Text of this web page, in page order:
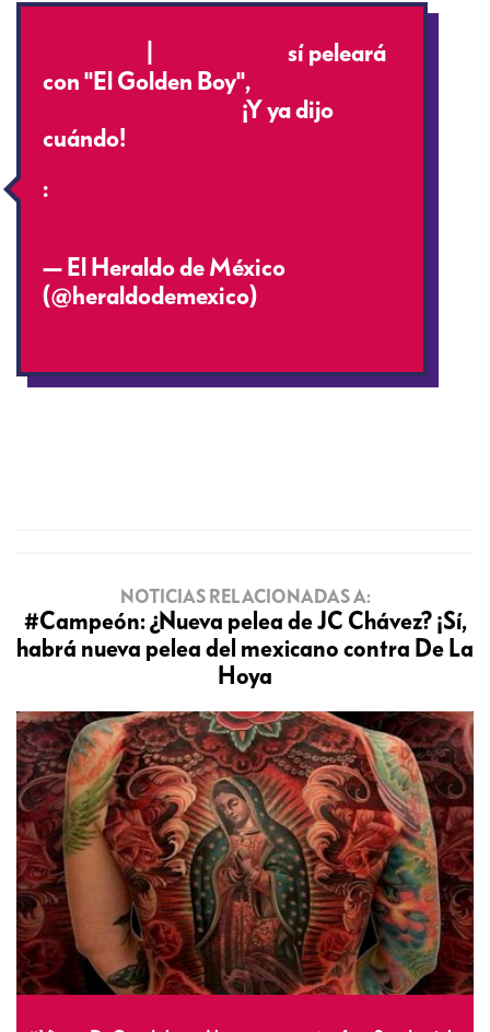
sí peleará
con "El Golden Boy",
¡Y ya dijo
cuándo!
:
— El Heraldo de México
(@heraldodemexico)
NOTICIAS RELACIONADAS A:
#Campeón: ¿Nueva pelea de JC Chávez? ¡Sí,
habrá nueva pelea del mexicano contra De La
Hoya